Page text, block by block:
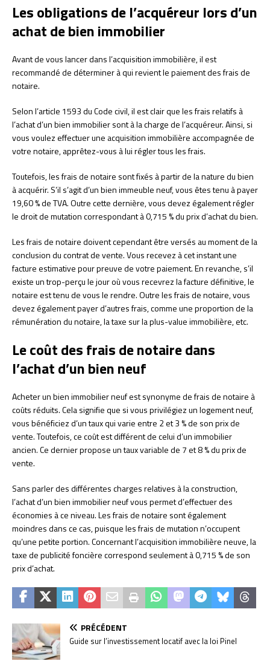
Les obligations de l’acquéreur lors d’un
achat de bien immobilier
Avant de vous lancer dans l’acquisition immobilière, il est
recommandé de déterminer à qui revient le paiement des frais de
notaire.
Selon l’article 1593 du Code civil, il est clair que les frais relatifs à
l’achat d’un bien immobilier sont à la charge de l’acquéreur. Ainsi, si
vous voulez effectuer une acquisition immobilière accompagnée de
votre notaire, apprêtez-vous à lui régler tous les frais.
Toutefois, les frais de notaire sont fixés à partir de la nature du bien
à acquérir. S’il s’agit d’un bien immeuble neuf, vous êtes tenu à payer
19,60 % de TVA. Outre cette dernière, vous devez également régler
le droit de mutation correspondant à 0,715 % du prix d’achat du bien.
Les frais de notaire doivent cependant être versés au moment de la
conclusion du contrat de vente. Vous recevez à cet instant une
facture estimative pour preuve de votre paiement. En revanche, s’il
existe un trop-perçu le jour où vous recevrez la facture définitive, le
notaire est tenu de vous le rendre. Outre les frais de notaire, vous
devez également payer d’autres frais, comme une proportion de la
rémunération du notaire, la taxe sur la plus-value immobilière, etc.
Le coût des frais de notaire dans
l’achat d’un bien neuf
Acheter un bien immobilier neuf est synonyme de frais de notaire à
coûts réduits. Cela signifie que si vous privilégiez un logement neuf,
vous bénéficiez d’un taux qui varie entre 2 et 3 % de son prix de
vente. Toutefois, ce coût est différent de celui d’un immobilier
ancien. Ce dernier propose un taux variable de 7 et 8 % du prix de
vente.
Sans parler des différentes charges relatives à la construction,
l’achat d’un bien immobilier neuf vous permet d’effectuer des
économies à ce niveau. Les frais de notaire sont également
moindres dans ce cas, puisque les frais de mutation n’occupent
qu’une petite portion. Concernant l’acquisition immobilière neuve, la
taxe de publicité foncière correspond seulement à 0,715 % de son
prix d’achat.
PRÉCÉDENT
Guide sur l’investissement locatif avec la loi Pinel